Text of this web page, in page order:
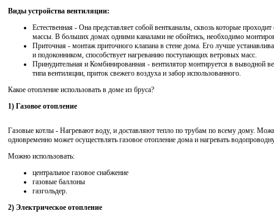
Виды устройства вентиляции:
Естественная - Она представляет собой вентканалы, сквозь которые
массы. В больших домах одними каналами не обойтись, необходимо
Приточная - монтаж приточного клапана в стене дома. Его лучше
и подоконником, способствует нагреванию поступающих ветровых масс.
Принудительная и Комбинированная - вентилятор монтируется в выводной
типа вентиляции, приток свежего воздуха и забор использованного.
Какое отопление использовать в доме из бруса?
1) Газовое отопление
Газовые котлы - Нагревают воду, и доставляют тепло по трубам по всему дому.
одновременно может осуществлять газовое отопление дома и нагревать
Можно использовать:
центральное газовое снабжение
газовые баллоны
газгольдер.
2) Электрическое отопление